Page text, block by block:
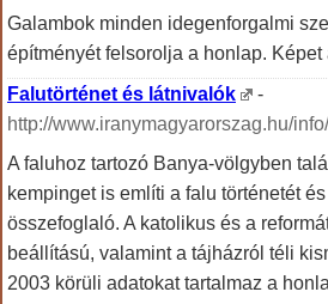
Galambok minden idegenforgalmi
építményét felsorolja a honlap. Képet
Falutörténet és látnivalók
-
http://www.iranymagyarorszag.hu/
A faluhoz tartozó Banya-völgyben
kempinget is említi a falu történetét
összefoglaló. A katolikus és a
beállítású, valamint a tájházról téli
2003 körüli adatokat tartalmaz a